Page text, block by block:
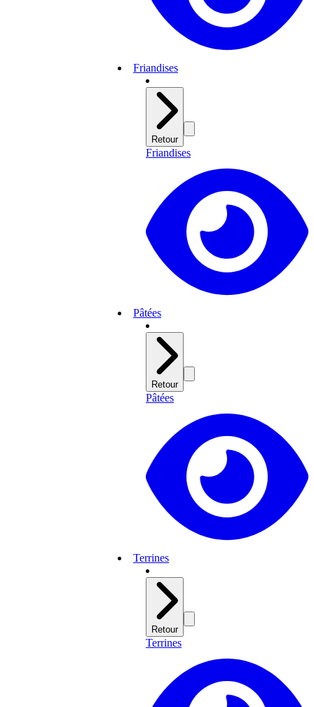
Friandises
Retour
Friandises
Pâtées
Retour
Pâtées
Terrines
Retour
Terrines